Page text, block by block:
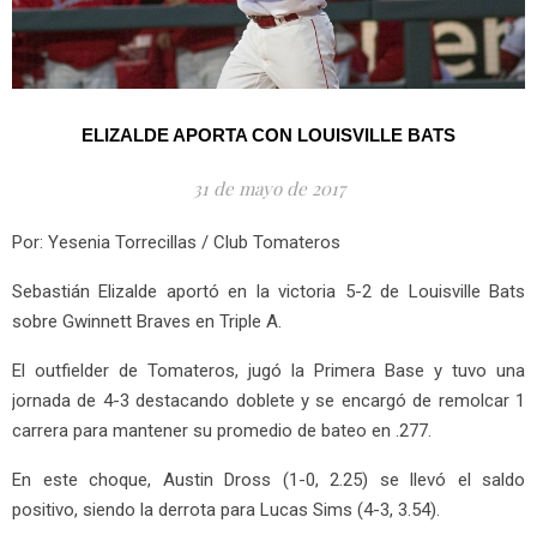
ELIZALDE APORTA CON LOUISVILLE BATS
31 de mayo de 2017
Por: Yesenia Torrecillas / Club Tomateros
Sebastián Elizalde aportó en la victoria 5-2 de Louisville Bats
sobre Gwinnett Braves en Triple A.
El outfielder de Tomateros, jugó la Primera Base y tuvo una
jornada de 4-3 destacando doblete y se encargó de remolcar 1
carrera para mantener su promedio de bateo en .277.
En este choque, Austin Dross (1-0, 2.25) se llevó el saldo
positivo, siendo la derrota para Lucas Sims (4-3, 3.54).